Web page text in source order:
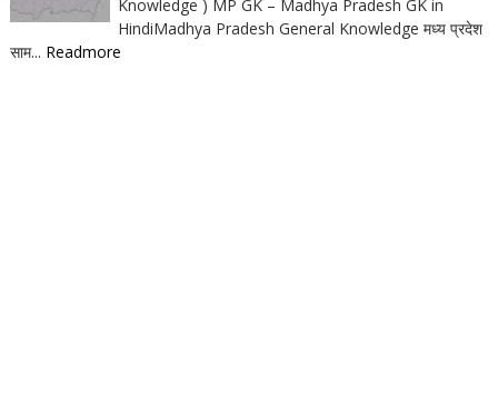
Knowledge ) MP GK – Madhya Pradesh GK in
HindiMadhya Pradesh General Knowledge मध्य प्रदेश
साम... Readmore